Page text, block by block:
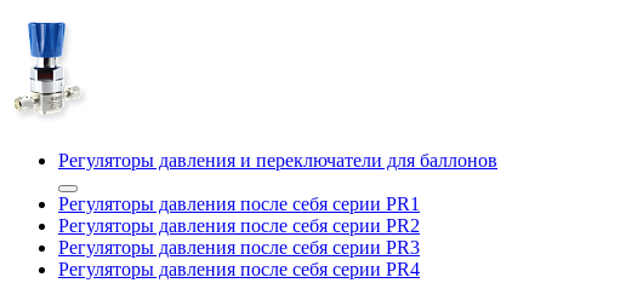
Регуляторы давления и переключатели для баллонов
Регуляторы давления после себя серии PR1
Регуляторы давления после себя серии PR2
Регуляторы давления после себя серии PR3
Регуляторы давления после себя серии PR4